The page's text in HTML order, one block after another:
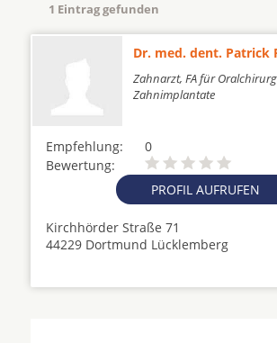
1 Eintrag gefunden
Dr. med. dent. Patrick
Zahnarzt, FA für
Zahnimplantate
Empfehlung:
0
Bewertung:
PROFIL AUFRUFEN
Kirchhörder Straße 71
44229 Dortmund Lücklemberg